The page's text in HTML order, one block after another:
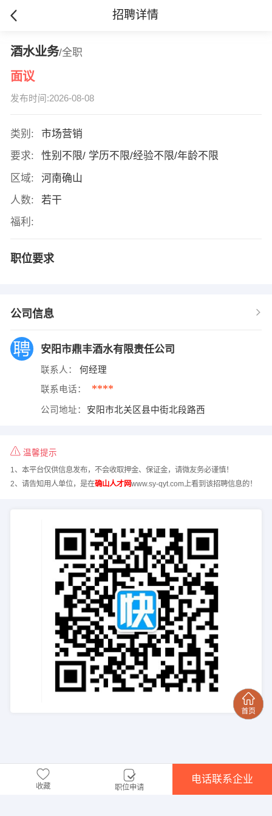
招聘详情
酒水业务/全职
面议
发布时间:2026-08-08
类别:
市场营销
要求:
性别不限/ 学历不限/经验不限/年龄不限
区域:
河南确山
人数:
若干
福利:
职位要求
公司信息
安阳市鼎丰酒水有限责任公司
联系人： 何经理
联系电话： ****
公司地址： 安阳市北关区县中街北段路西
温馨提示
1、本平台仅供信息发布，不会收取押金、保证金，请微友务必谨慎！
2、请告知用人单位，是在确山人才网www.sy-qyt.com上看到该招聘信息的！
收藏 职位申请
电话联系企业